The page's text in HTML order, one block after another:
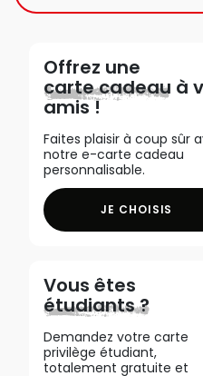
Offrez une
carte cadeau à
amis !
Faites plaisir à coup sûr
notre e-carte cadeau
personnalisable.
JE CHOISIS
Vous êtes
étudiants ?
Demandez votre carte
privilège étudiant,
totalement gratuite et